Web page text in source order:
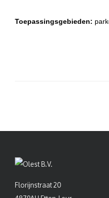
Toepassingsgebieden:
Florijnstraat 20